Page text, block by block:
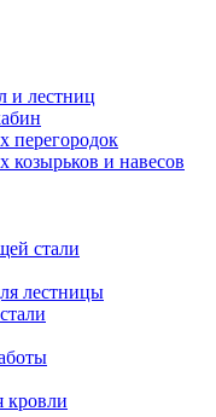
и лестниц
перегородок
козырьков и навесов
стали
лестницы
кровли